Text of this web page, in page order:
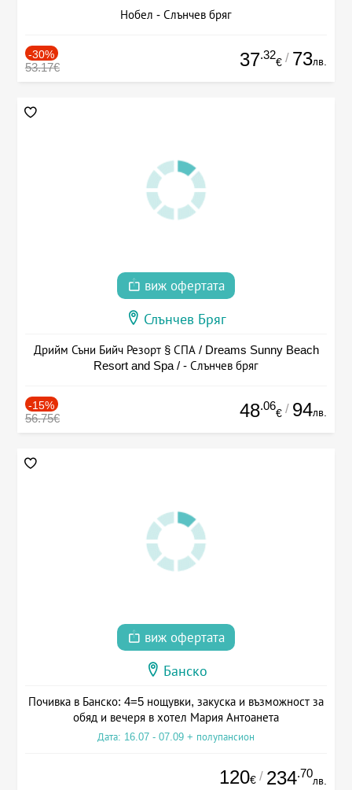
Нобел - Слънчев бряг
-30%
53.17€ 37.32
€ / 73лв.
виж офертата
Слънчев Бряг
Дрийм Съни Бийч Резорт § СПА / Dreams Sunny Beach
Resort and Spa / - Слънчев бряг
-15%
56.75€ 48.06
€ / 94лв.
виж офертата
Банско
Почивка в Банско: 4=5 нощувки, закуска и възможност за
обяд и вечеря в хотел Мария Антоанета
Дата: 16.07 - 07.09 + полупансион
120€ / 234.70
лв.